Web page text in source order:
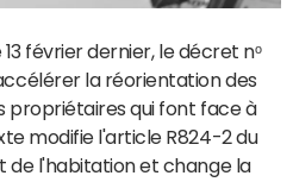
février dernier, le décret nᵒ
la réorientation des
propriétaires qui font face à
modifie l'article R824-2 du
de l'habitation et change la